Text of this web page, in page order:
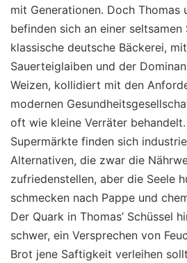
mit Generationen. Doch Thomas
befinden sich an einer
klassische deutsche Bäckerei,
Sauerteiglaiben und der
Weizen, kollidiert mit den
modernen
oft wie kleine Verräter
Supermärkte finden sich
Alternativen, die zwar die
zufriedenstellen, aber die Seele
schmecken nach Pappe und
Der Quark in Thomas’ Schüssel
schwer, ein Versprechen von
Brot jene Saftigkeit verleihen